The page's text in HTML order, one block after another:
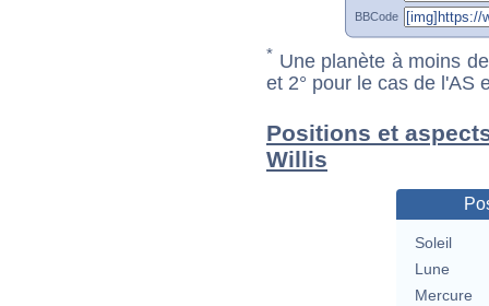
BBCode
* Une planète à moins
et 2° pour le cas de l'AS
Positions et
Willis
Soleil
Lune
Mercure